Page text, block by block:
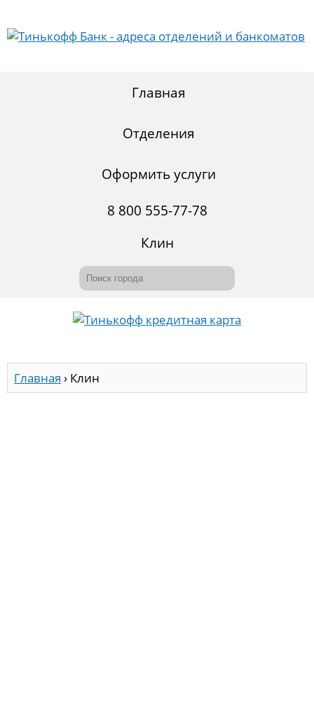
Главная
Отделения
Оформить услуги
8 800 555-77-78
Клин
Главная › Клин